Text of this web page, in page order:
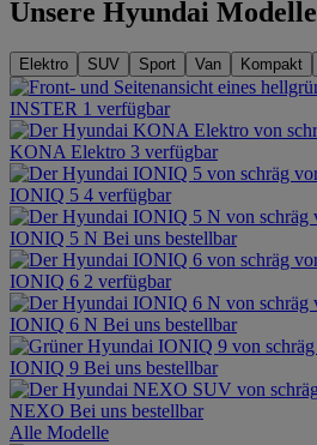
Unsere Hyundai Modelle
Elektro SUV Sport Van Kompakt
INSTER 1 verfügbar
KONA Elektro 3 verfügbar
IONIQ 5 4 verfügbar
IONIQ 5 N Bei uns bestellbar
IONIQ 6 2 verfügbar
IONIQ 6 N Bei uns bestellbar
IONIQ 9 Bei uns bestellbar
NEXO Bei uns bestellbar
Alle Modelle